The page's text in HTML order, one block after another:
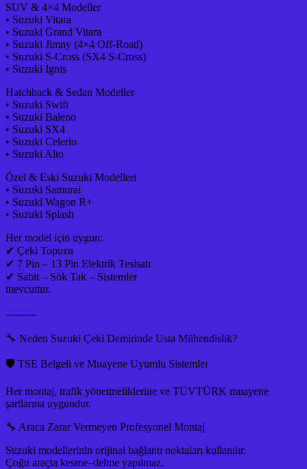
SUV & 4×4 Modeller
• Suzuki Vitara
• Suzuki Grand Vitara
• Suzuki Jimny (4×4 Off-Road)
• Suzuki S-Cross (SX4 S-Cross)
• Suzuki Ignis
Hatchback & Sedan Modeller
• Suzuki Swift
• Suzuki Baleno
• Suzuki SX4
• Suzuki Celerio
• Suzuki Alto
Özel & Eski Suzuki Modelleri
• Suzuki Samurai
• Suzuki Wagon R+
• Suzuki Splash
Her model için uygun:
✔ Çeki Topuzu
✔ 7 Pin – 13 Pin Elektrik Tesisatı
✔ Sabit – Sök Tak – Sistemler
mevcuttur.
⸻
🔧 Neden Suzuki Çeki Demirinde Usta Mühendislik?
🛡️ TSE Belgeli ve Muayene Uyumlu Sistemler
Her montaj, trafik yönetmeliklerine ve TÜVTÜRK muayene
şartlarına uygundur.
🔧 Araca Zarar Vermeyen Profesyonel Montaj
Suzuki modellerinin orijinal bağlantı noktaları kullanılır.
Çoğu araçta kesme–delme yapılmaz.